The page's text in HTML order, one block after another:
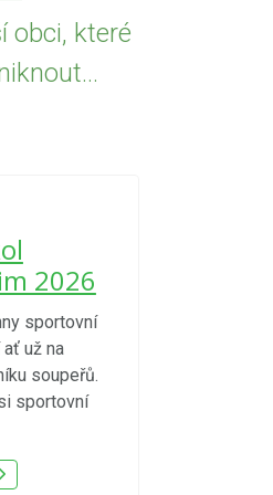
obci, které
2026
sportovní
už na
soupeřů.
sportovní